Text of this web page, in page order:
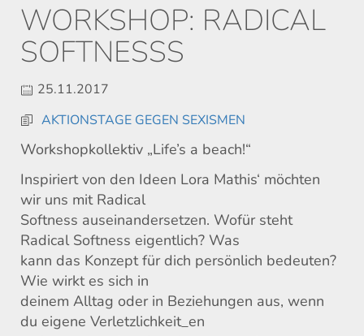
WORKSHOP: RADICAL
SOFTNESSS
25.11.2017
AKTIONSTAGE GEGEN SEXISMEN
Workshopkollektiv „Life’s a beach!“
Inspiriert von den Ideen Lora Mathis‘ möchten
wir uns mit Radical
Softness auseinandersetzen. Wofür steht
Radical Softness eigentlich? Was
kann das Konzept für dich persönlich bedeuten?
Wie wirkt es sich in
deinem Alltag oder in Beziehungen aus, wenn
du eigene Verletzlichkeit_en